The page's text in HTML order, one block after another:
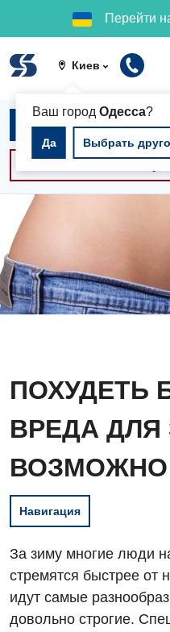
Перейти
Киев
Ваш город Одесса?
Да Выбрать
ПОХУДЕТЬ
ВРЕДА
ВОЗМОЖНО
Навигация
За зиму многие люди
стремятся быстрее от
идут самые
довольно строгие.